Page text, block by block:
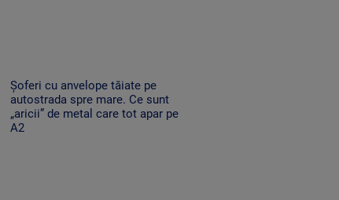
Șoferi cu anvelope tăiate pe
autostrada spre mare. Ce sunt
„aricii” de metal care tot apar pe
A2